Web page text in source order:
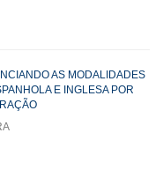
AS MODALIDADES
E INGLESA POR